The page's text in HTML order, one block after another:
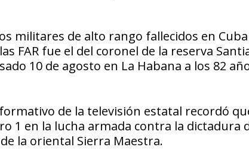
militares de alto rango fallecidos en
FAR fue el del coronel de la reserva
10 de agosto en La Habana a los 82
de la televisión estatal recordó
1 en la lucha armada contra la dictadura
la oriental Sierra Maestra.